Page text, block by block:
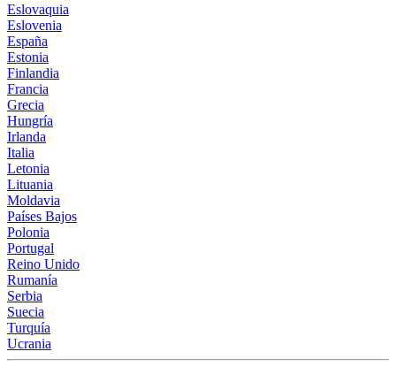
Eslovaquia
Eslovenia
España
Estonia
Finlandia
Francia
Grecia
Hungría
Irlanda
Italia
Letonia
Lituania
Moldavia
Países Bajos
Polonia
Portugal
Reino Unido
Rumanía
Serbia
Suecia
Turquía
Ucrania